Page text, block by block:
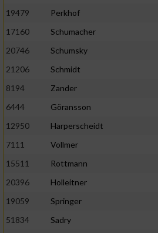
19479
Perkhof
17160
Schumacher
20746
Schumsky
21206
Schmidt
8194
Zander
6444
Göransson
12950
Harperscheidt
7111
Vollmer
15511
Rottmann
20396
Holleitner
19059
Springer
51834
Sadry
IAB-Besonderheiten:
Verwendung genauer Standortdaten
Informationen identifizieren